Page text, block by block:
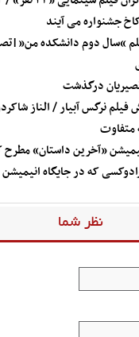
جشنواره می آیند
“سال دوم دانشکده
درگذشت
فیلم نرگس آبیار / الناز
متفاوت
«آخرین داستان» مطرح
که در جایگاه
نظر شما